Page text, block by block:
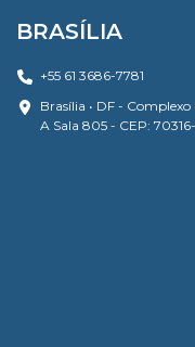
BRASÍLIA
+55 61 3686-7781
Brasília • DF -
A Sala 805 - CEP: